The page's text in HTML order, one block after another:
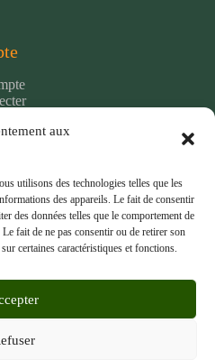
aux
utilisons des technologies telles que les
des appareils. Le fait de consentir
des données telles que le comportement de
fait de ne pas consentir ou de retirer son
certaines caractéristiques et fonctions.
?